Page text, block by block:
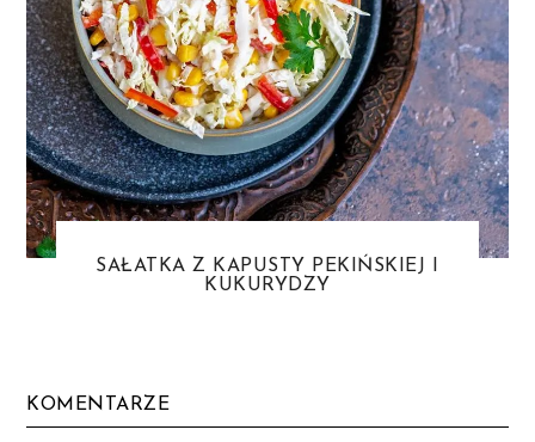
SAŁATKA Z KAPUSTY PEKIŃSKIEJ I
KUKURYDZY
KOMENTARZE